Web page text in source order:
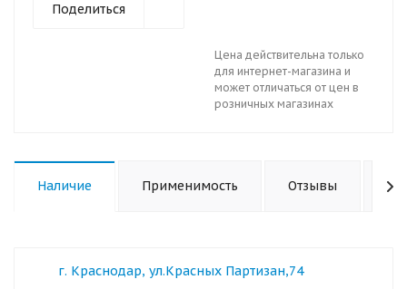
Поделиться
Цена действительна только
для интернет-магазина и
может отличаться от цен в
розничных магазинах
Наличие Применимость Отзывы
г. Краснодар, ул.Красных Партизан,74